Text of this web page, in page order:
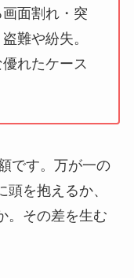
面割れ・突
難や紛失。
れたケース
です。万が一の
を抱えるか、
。その差を生む